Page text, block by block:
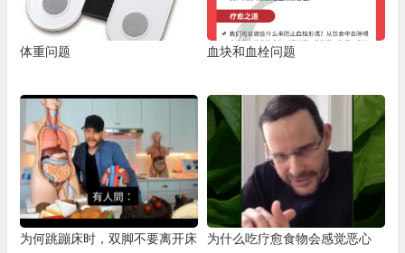
体重问题 血块和血栓问题
为何跳蹦床时，双脚不要离开床
为什么吃疗愈食物会感觉恶心